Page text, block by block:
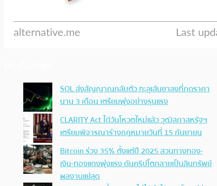
SOL ส่งสัญญาณกลับตัว ทะลุเส้นขาลงที่กดราคา
นาน 3 เดือน เตรียมพุ่งอย่างรุนแรง
CLARITY Act ได้วันโหวตใหม่แล้ว วุฒิสภาสหรัฐฯ
เตรียมพิจารณาร่างกฎหมายวันที่ 15 กันยายน
Bitcoin ร่วง 35% ตั้งแต่ปี 2025 สวนทางทอง-
เงิน-ทองแดงพุ่งแรง ดันคริปโตกลายเป็นสินทรัพย์
ผลงานแย่สุด